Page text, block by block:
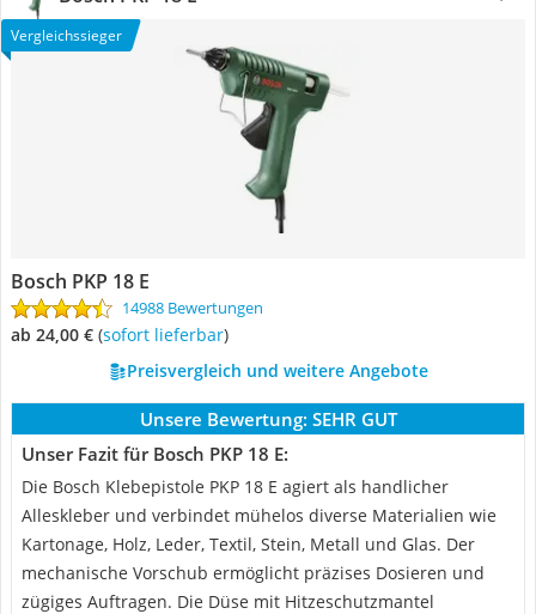
Vergleichssieger
Bosch PKP 18 E
14988 Bewertungen
ab 24,00 € ( Sofort lieferbar)
Preisvergleich und weitere Angebote
Unsere Bewertung: SEHR GUT
Unser Fazit für Bosch PKP 18 E:
Die Bosch Klebepistole PKP 18 E agiert als handlicher
Alleskleber und verbindet mühelos diverse Materialien wie
Kartonage, Holz, Leder, Textil, Stein, Metall und Glas. Der
mechanische Vorschub ermöglicht präzises Dosieren und
zügiges Auftragen. Die Düse mit Hitzeschutzmantel